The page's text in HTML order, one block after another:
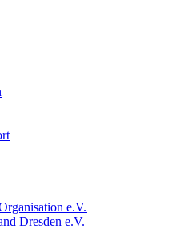
e.V.
Dresden e.V.